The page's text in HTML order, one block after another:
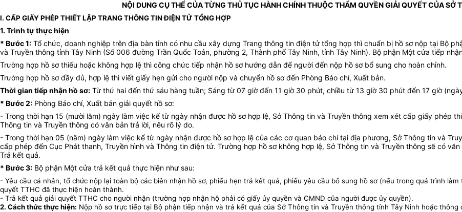
NỘI DUNG CỤ THỂ CỦA TỪNG THỦ TỤC HÀNH CHÍNH THUỘC THẨM QUYỀN GIẢI QUYẾT CỦA SỞ
I. CẤP GIẤY PHÉP THIẾT LẬP TRANG THÔNG TIN ĐIỆN TỬ TỔNG HỢP
1. Trình tự thực hiện
* Bước 1: Tổ chức, doanh nghiệp trên địa bàn tỉnh có nhu cầu xây dựng Trang thông tin điện tử tổng hợp thì chuẩn bị hồ sơ nộp tại Bộ
và Truyền thông tỉnh Tây Ninh (Số 006 đường Trần Quốc Toản, phường 2, Thành phố Tây Ninh, tỉnh Tây Ninh). Bộ phận Một cửa tiếp
Trường hợp hồ sơ thiếu hoặc không hợp lệ thì công chức tiếp nhận hồ sơ hướng dẫn để người đến nộp hồ sơ bổ sung cho hoàn chỉnh.
Trường hợp hồ sơ đầy đủ, hợp lệ thì viết giấy hẹn gửi cho người nộp và chuyển hồ sơ đến Phòng Báo chí, Xuất bản.
Thời gian tiếp nhận hồ sơ: Từ thứ hai đến thứ sáu hàng tuần; Sáng từ 07 giờ đến 11 giờ 30 phút, chiều từ 13 giờ 30 phút đến 17 giờ
* Bước 2: Phòng Báo chí, Xuất bản giải quyết hồ sơ:
- Trong thời hạn 15 (mười lăm) ngày làm việc kể từ ngày nhận được hồ sơ hợp lệ, Sở Thông tin và Truyền thông xem xét cấp giấy phép
Thông tin và Truyền thông có văn bản trả lời, nêu rõ lý do.
- Trong thời hạn 05 (năm) ngày làm việc kể từ ngày nhận được hồ sơ hợp lệ của các cơ quan báo chí tại địa phương, Sở Thông tin và
cấp phép đến Cục Phát thanh, Truyền hình và Thông tin điện tử. Trường hợp hồ sơ không hợp lệ, Sở Thông tin và Truyền thông sẽ có
Trả kết quả.
* Bước 3: Bộ phận Một cửa trả kết quả thực hiện như sau:
- Yêu cầu cá nhân, tổ chức nộp lại toàn bộ các biên nhận hồ sơ, phiếu hẹn trả kết quả, phiếu yêu cầu bổ sung hồ sơ (nếu trong quá trình
quyết TTHC đã thực hiện hoàn thành.
- Trả kết quả giải quyết TTHC cho người nhận (trường hợp nhận hộ phải có giấy ủy quyền và CMND của người được ủy quyền).
2. Cách thức thực hiện: Nộp hồ sơ trực tiếp tại Bộ phận tiếp nhận và trả kết quả của Sở Thông tin và Truyền thông tỉnh Tây Ninh hoặc thông